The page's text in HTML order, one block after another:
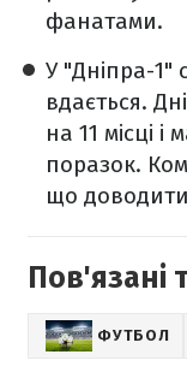
фанатами.
У "Дніпра-1"
вдається.
на 11 місці і
поразок.
що
Пов'язані
ФУТБОЛ